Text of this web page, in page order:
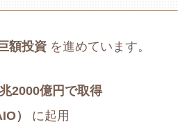
額投資を進めています。
2000億円で取得
）
に起用